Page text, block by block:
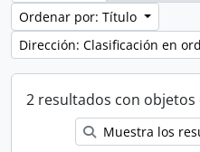
Ordenar por: Título
Dirección: Clasificación en
2 resultados con objetos
Muestra los